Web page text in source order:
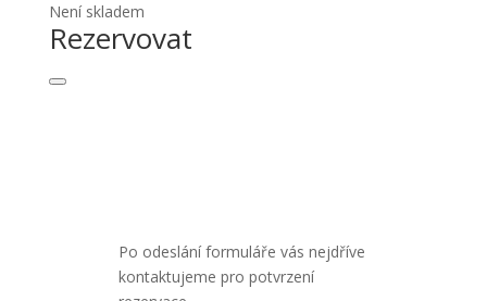
Není skladem
Rezervovat
Po odeslání formuláře vás nejdříve
kontaktujeme pro potvrzení